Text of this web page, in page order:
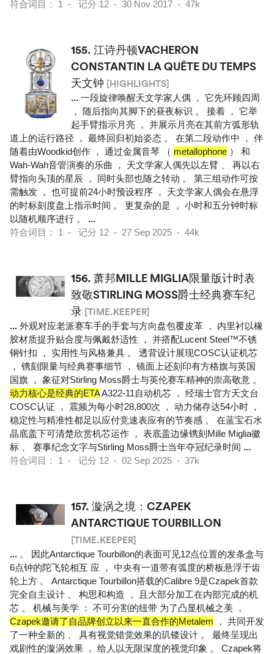
符合词目： 1 - 记分 12 - 30 Nov 2017 - 47k
155. 江诗丹顿VACHERON
CONSTANTIN LA QUÊTE DU TEMPS
天文钟 [HIGHLIGHTS]
... 一段旋律唤醒天文学家人偶 ， 它先环顾四周
， 随后指向其脚下的昼夜标识 。 接着 ， 它举
起手臂指示月亮 ， 并展示月亮在其前方弧形轨
道上的运行路径 ， 最终回归初始姿态 。 在第二段动作中 ， 伴
随着由Woodkid创作 ， 通过金属音琴 （ metallophone ） 和
Wah-Wah音管演奏的乐曲 ， 天文学家人偶先以左臂 、 再以右
臂指向头顶的星辰 ， 同时头部也随之转动 。 第三组动作可按
需触发 ， 也可提前24小时预设程序 ， 天文学家人偶会在悬浮
的时标刻度盘上指示时间 。 更复杂的是 ， 小时和五分钟时标
以随机顺序进行 。 ...
符合词目： 1 - 记分 12 - 27 Sep 2025 - 44k
156. 萧邦MILLE MIGLIA限量版计时表
致敬STIRLING MOSS爵士经典赛车纪
录 [TIME.KEEPER]
... 外观对应老派赛车手的手套与方向盘包覆皮革 ， 内里衬以橡
胶材质提升贴合度与佩戴舒适性 ， 并搭配Lucent Steel™不锈
钢针扣 ， 实用性与风格兼具 。 透背设计展现COSC认证机芯
， 镌刻限量与经典赛事细节 ， 镜面上还刻印有方格旗与英国
国旗 ， 象征对Stirling Moss爵士与英伦赛车精神的崇高敬意 。
动力核心是经典的ETAA322-11自动机芯 ， 经瑞士官方天文台
COSC认证 ， 震频为每小时28,800次 ， 动力储存达54小时 ，
稳定性与精准性都足以应付竞速表应有的节奏感 。 在蓝宝石水
晶底盖下可清楚欣赏机芯运作 ， 表底盖边缘镌刻Mille Miglia徽
标 、 赛事纪念文字与Stirling Moss爵士当年夺冠纪录时间 ...
符合词目： 1 - 记分 12 - 02 Sep 2025 - 37k
157. 漩涡之境：CZAPEK
ANTARCTIQUE TOURBILLON
[TIME.KEEPER]
... 。 因此Antarctique Tourbillon的表面可见12点位置的发条盒与
6点钟的陀飞轮相互 应 ， 中央有一道带有弧度的桥板悬浮于齿
轮上方 。 Antarctique Tourbillon搭载的Calibre 9是Czapek首款
完全自主设计 、 构思和构造 ， 且大部分加工在内部完成的机
芯 。 机械与美学 ： 不可分割的纽带 为了凸显机械之美 ，
Czapek邀请了自品牌创立以来一直合作的Metalem ， 共同开发
了一种全新的 、 具有视觉错觉效果的玑镂设计 。 最终呈现出
戏剧性的漩涡效果 ， 给人以无限深度的视觉印象 。 Czapek将